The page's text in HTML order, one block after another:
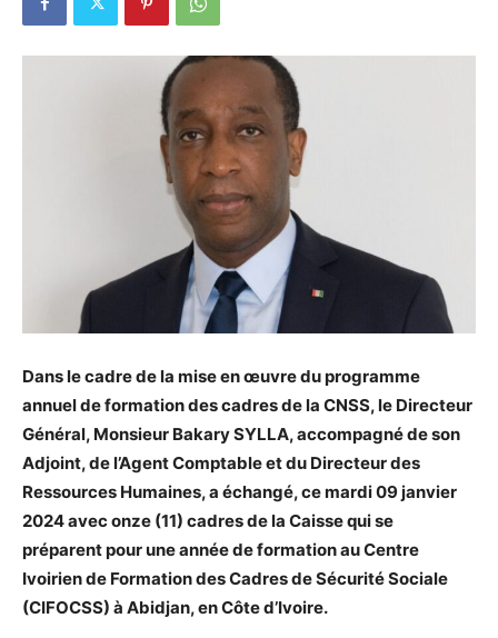
Dans le cadre de la mise en œuvre du programme
annuel de formation des cadres de la CNSS, le Directeur
Général, Monsieur Bakary SYLLA, accompagné de son
Adjoint, de l’Agent Comptable et du Directeur des
Ressources Humaines, a échangé, ce mardi 09 janvier
2024 avec onze (11) cadres de la Caisse qui se
préparent pour une année de formation au Centre
Ivoirien de Formation des Cadres de Sécurité Sociale
(CIFOCSS) à Abidjan, en Côte d’Ivoire.